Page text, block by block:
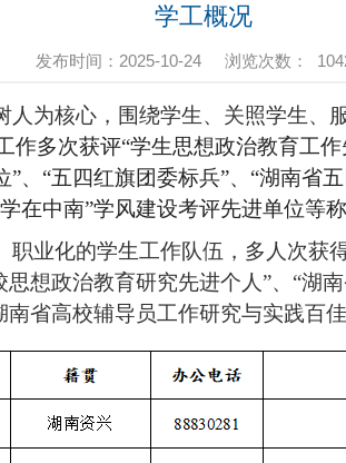
学工概况
发布时间：2025-10-24 浏览次数：
人为核心，围绕学生、关照学生、
作多次获评“学生思想政治教育工
、“五四红旗团委标兵”、“湖南省
在中南”学风建设考评先进单位等称
职业化的学生工作队伍，多人次获
思想政治教育研究先进个人”、“湖
省高校辅导员工作研究与实践百佳